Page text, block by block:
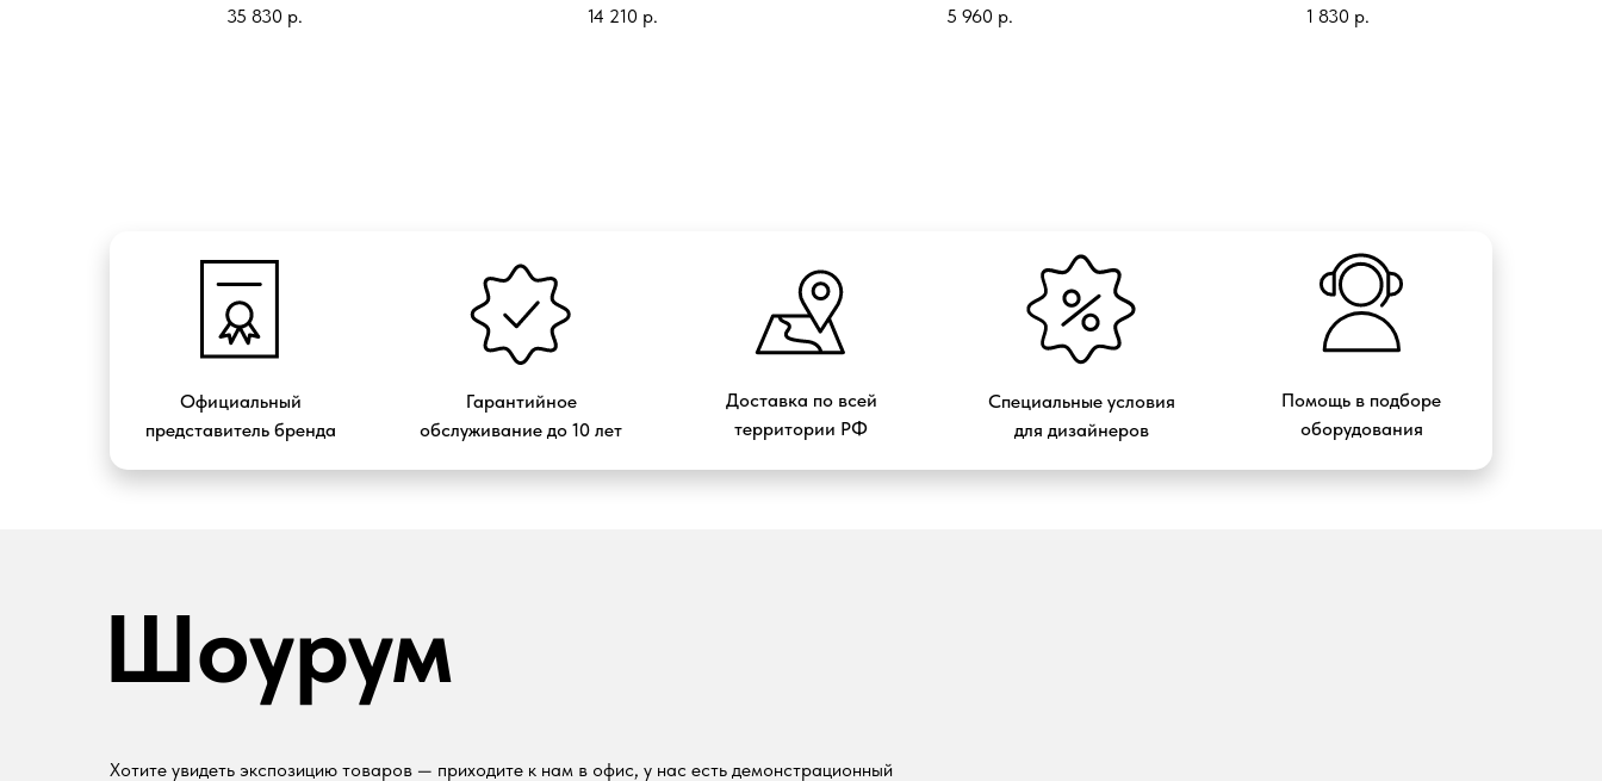
35 830 р. 14 210 р. 5 960 р. 1 830 р.
Официальный
представитель бренда
Доставка по всей
территории РФ
Гарантийное
обслуживание до 10 лет
Специальные условия
для дизайнеров
Помощь в подборе
оборудования
Шоурум
Хотите увидеть экспозицию товаров — приходите к нам в офис, у нас есть демонстрационный